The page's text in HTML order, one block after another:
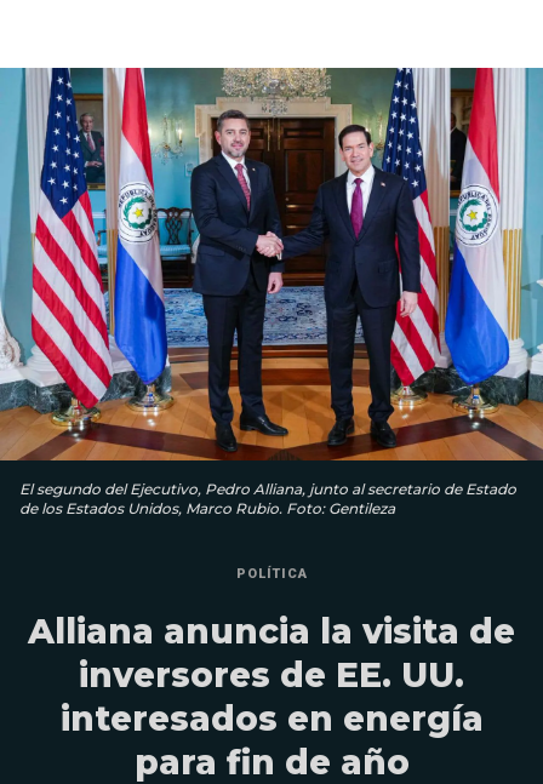
El segundo del Ejecutivo, Pedro Alliana, junto al secretario de Estado
de los Estados Unidos, Marco Rubio. Foto: Gentileza
POLÍTICA
Alliana anuncia la visita de
inversores de EE. UU.
interesados en energía
para fin de año